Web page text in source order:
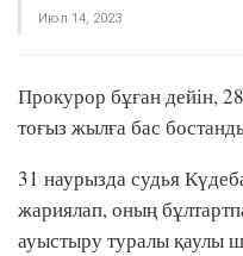
Июл 14, 2023
Прокурор бұған дейін,
тоғыз жылға бас
31 наурызда судья
жариялап, оның
ауыстыру туралы қаулы